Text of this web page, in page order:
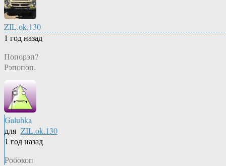
ZIL.ok.130
1 год назад
Попорэп?
Рэпопоп.
Galuhka
для ZIL.ok.130
1 год назад
Робокоп